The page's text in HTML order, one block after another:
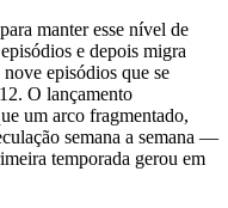
manter esse nível de
e depois migra
episódios que se
O lançamento
um arco fragmentado,
semana a semana —
temporada gerou em